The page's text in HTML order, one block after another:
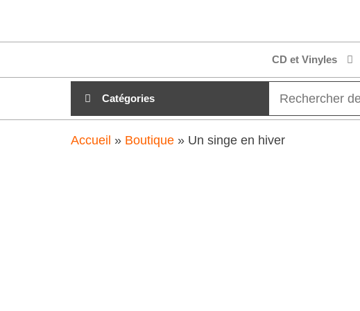
clubdial.fr
CD et Vinyles
Catégories
Accueil » Boutique » Un singe en hiver